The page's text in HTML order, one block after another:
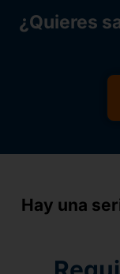
¿Quieres
Hay una